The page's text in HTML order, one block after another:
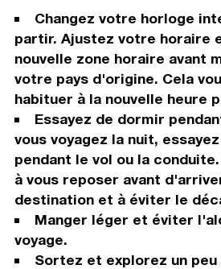
Changez votre horloge
partir. Ajustez votre horaire
nouvelle zone horaire avant
votre pays d'origine. Cela
habituer à la nouvelle heure
Essayez de dormir
vous voyagez la nuit,
pendant le vol ou la
à vous reposer avant
destination et à éviter le
Manger léger et éviter
voyage.
Sortez et explorez un peu